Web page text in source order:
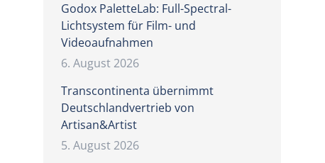
Godox PaletteLab: Full-Spectral-
Lichtsystem für Film- und
Videoaufnahmen
6. August 2026
Transcontinenta übernimmt
Deutschlandvertrieb von
Artisan&Artist
5. August 2026